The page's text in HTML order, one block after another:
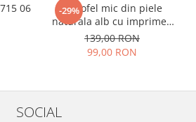
06
-29%
Portofel mic din piele
naturala alb cu imprimeu
B-8912 07
139,00 RON
99,00 RON
SOCIAL